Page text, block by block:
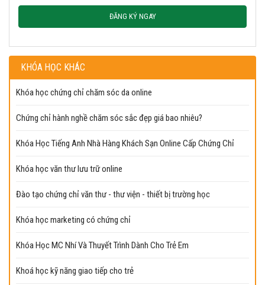
ĐĂNG KÝ NGAY
KHÓA HỌC KHÁC
Khóa học chứng chỉ chăm sóc da online
Chứng chỉ hành nghề chăm sóc sắc đẹp giá bao nhiêu?
Khóa Học Tiếng Anh Nhà Hàng Khách Sạn Online Cấp Chứng Chỉ
Khóa học văn thư lưu trữ online
Đào tạo chứng chỉ văn thư - thư viện - thiết bị trường học
Khóa học marketing có chứng chỉ
Khóa Học MC Nhí Và Thuyết Trình Dành Cho Trẻ Em
Khoá học kỹ năng giao tiếp cho trẻ